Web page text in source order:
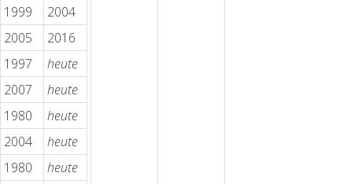
1999
2004
2005
2016
1997
heute
2007
heute
1980
heute
2004
heute
1980
heute